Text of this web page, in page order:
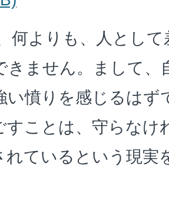
何よりも、人とし
きません。まして、
い憤りを感じるはず
すことは、守らなけ
れているという現実